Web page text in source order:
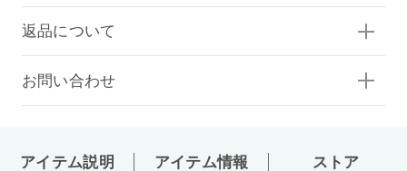
返品について
お問い合わせ
アイテム説明 アイテム情報 ストア